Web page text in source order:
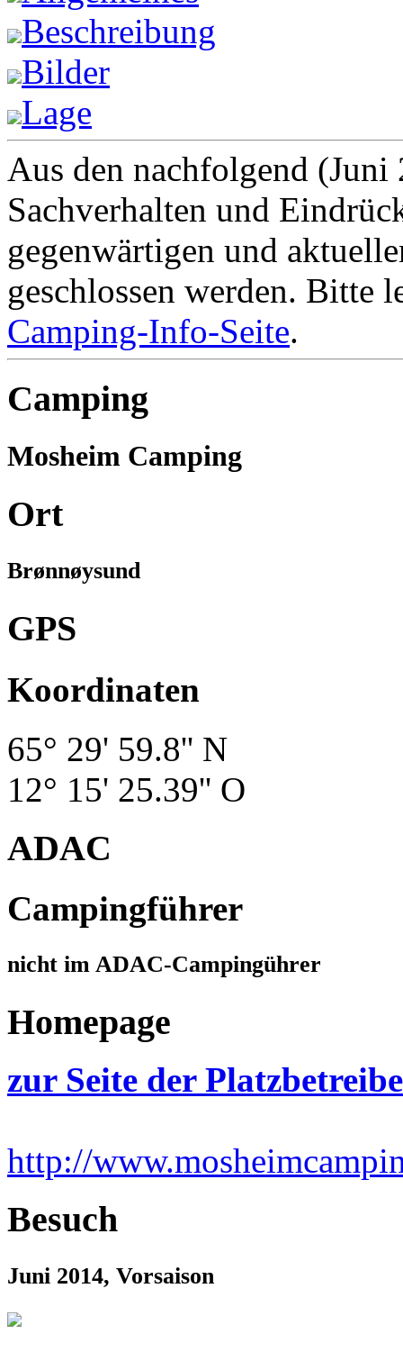
Beschreibung
Bilder
Lage
Aus den nachfolgend (Juni
Sachverhalten und
gegenwärtigen und
geschlossen werden. Bitte
Camping-Info-Seite.
Camping
Mosheim Camping
Ort
Brønnøysund
GPS
Koordinaten
65° 29' 59.8'' N
12° 15' 25.39'' O
ADAC
Campingführer
nicht im ADAC-Campingührer
Homepage
zur Seite der
http://
Besuch
Juni 2014, Vorsaison